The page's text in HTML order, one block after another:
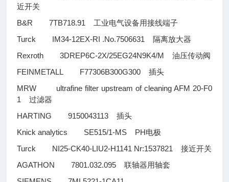
近开关
B&R 7TB718.91 工业电气设备用接线端子
Turck IM34-12EX-RI .No.7506631 隔离放大器
Rexroth 3DREP6C-2X/25EG24N9K4/M油压传动阀
FEINMETALL F77306B300G300插头
MRW ultrafine filter upstream of cleaning AFM 20-F0
1过滤器
HARTING 9150043113插头
Knick analytics SE515/1-MS PH电极
Turck NI25-CK40-LIU2-H1141 Nr:1537821接近开关
AGATHON 7801.032.095联轴器用轴套